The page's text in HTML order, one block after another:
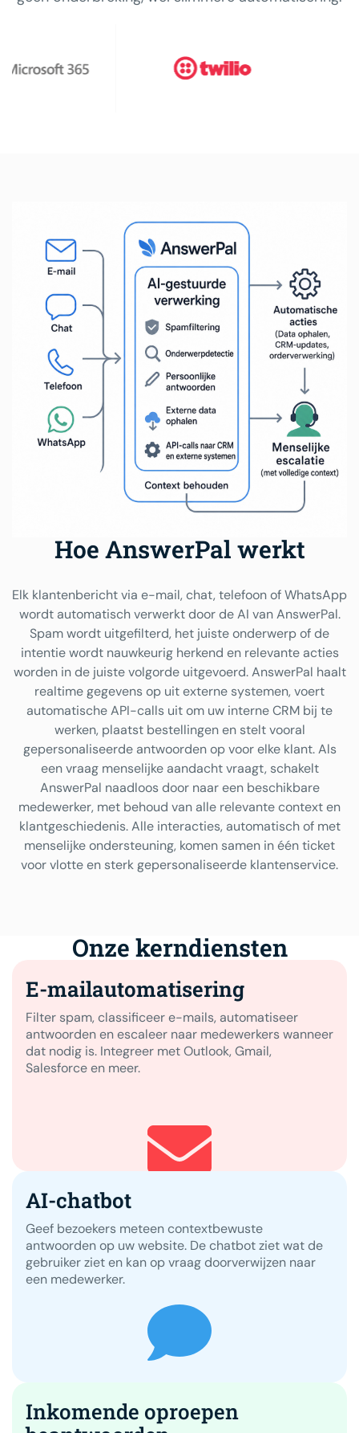
Hoe AnswerPal werkt
Elk klantenbericht via e-mail, chat, telefoon of WhatsApp
wordt automatisch verwerkt door de AI van AnswerPal.
Spam wordt uitgefilterd, het juiste onderwerp of de
intentie wordt nauwkeurig herkend en relevante acties
worden in de juiste volgorde uitgevoerd. AnswerPal haalt
realtime gegevens op uit externe systemen, voert
automatische API-calls uit om uw interne CRM bij te
werken, plaatst bestellingen en stelt vooral
gepersonaliseerde antwoorden op voor elke klant. Als
een vraag menselijke aandacht vraagt, schakelt
AnswerPal naadloos door naar een beschikbare
medewerker, met behoud van alle relevante context en
klantgeschiedenis. Alle interacties, automatisch of met
menselijke ondersteuning, komen samen in één ticket
voor vlotte en sterk gepersonaliseerde klantenservice.
Onze kerndiensten
E-mailautomatisering
Filter spam, classificeer e-mails, automatiseer
antwoorden en escaleer naar medewerkers wanneer
dat nodig is. Integreer met Outlook, Gmail,
Salesforce en meer.
AI-chatbot
Geef bezoekers meteen contextbewuste
antwoorden op uw website. De chatbot ziet wat de
gebruiker ziet en kan op vraag doorverwijzen naar
een medewerker.
Inkomende oproepen